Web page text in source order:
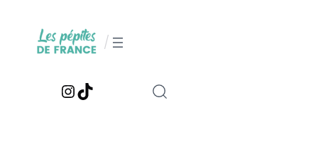
contenu
/
Instagram
TikTok